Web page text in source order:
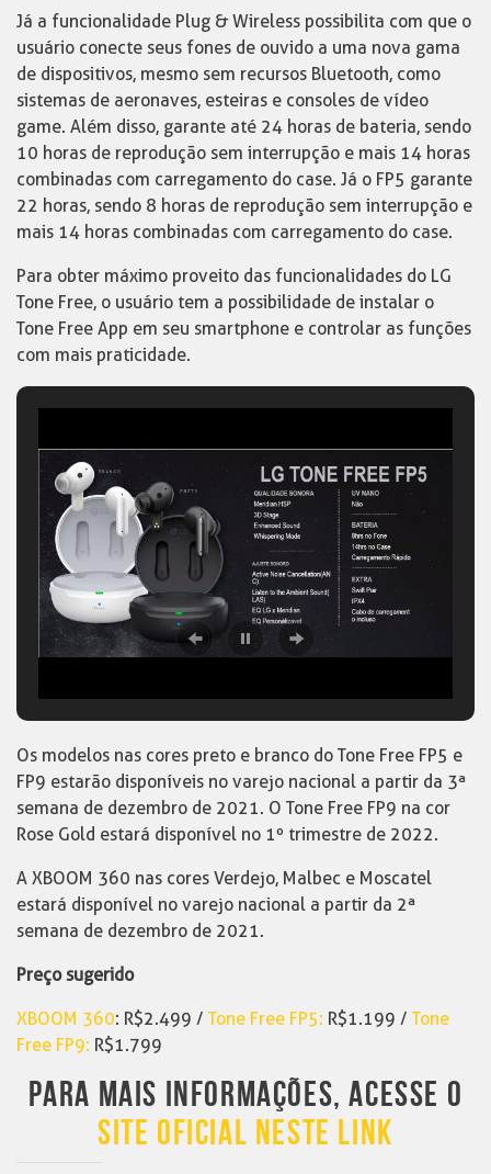
Já a funcionalidade Plug & Wireless possibilita com que o
usuário conecte seus fones de ouvido a uma nova gama
de dispositivos, mesmo sem recursos Bluetooth, como
sistemas de aeronaves, esteiras e consoles de vídeo
game. Além disso, garante até 24 horas de bateria, sendo
10 horas de reprodução sem interrupção e mais 14 horas
combinadas com carregamento do case. Já o FP5 garante
22 horas, sendo 8 horas de reprodução sem interrupção e
mais 14 horas combinadas com carregamento do case.
Para obter máximo proveito das funcionalidades do LG
Tone Free, o usuário tem a possibilidade de instalar o
Tone Free App em seu smartphone e controlar as funções
com mais praticidade.
Os modelos nas cores preto e branco do Tone Free FP5 e
FP9 estarão disponíveis no varejo nacional a partir da 3ª
semana de dezembro de 2021. O Tone Free FP9 na cor
Rose Gold estará disponível no 1º trimestre de 2022.​
A XBOOM 360 nas cores Verdejo, Malbec e Moscatel
estará disponível no varejo nacional a partir da 2ª
semana de dezembro de 2021.​
Preço sugerido
XBOOM 360: R$2.499 / Tone Free FP5: R$1.199 / Tone
Free FP9: R$1.799
PARA MAIS INFORMAÇÕES, ACESSE O
SITE OFICIAL NESTE LINK